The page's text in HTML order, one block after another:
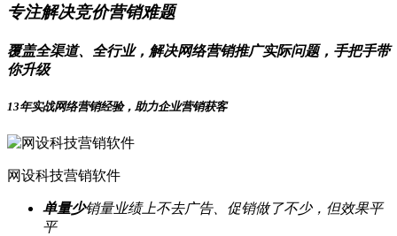
专注解决竞价营销难题
覆盖全渠道、全行业，解决网络营销推广实际问题，手把手带
你升级
13年实战网络营销经验，助力企业营销获客
网设科技营销软件
单量少销量业绩上不去广告、促销做了不少，但效果平
平